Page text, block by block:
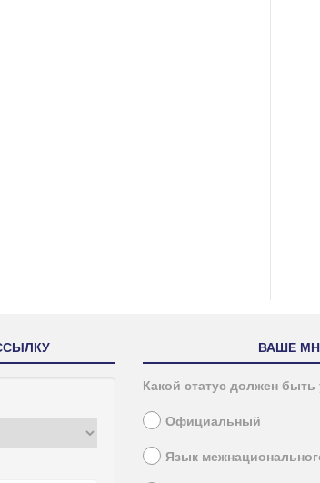
ВАШЕ
Какой статус должен быть
Официальный
Язык